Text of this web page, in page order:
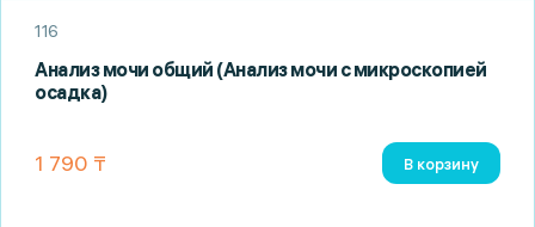
116
Анализ мочи общий (Анализ мочи с микроскопией
осадка)
1 790 ₸ В корзину